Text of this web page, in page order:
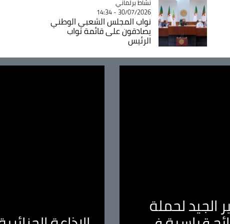
Catégorie
نشاط برلماني
30/07/2026 - 14:34
نواب المجلس الشعبي الوطني
يصادقون على قائمة نواب
الرئيس
الجيد لحملة